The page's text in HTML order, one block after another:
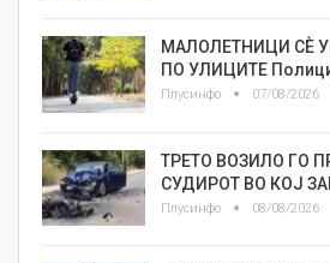
МАЛОЛЕТНИЦИ СÈ
ПО УЛИЦИТЕ
Плусинфо 07/08/2026
ТРЕТО ВОЗИЛО ГО
СУДИРОТ ВО КОЈ
Плусинфо 08/08/2026